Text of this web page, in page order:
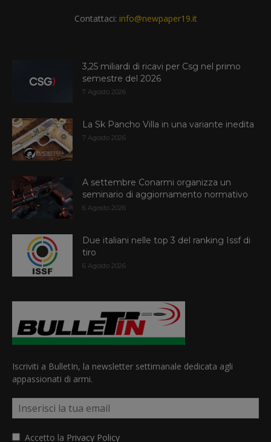
Contattaci: info@newpaper19.it
3,25 miliardi di ricavi per Csg nel primo
semestre del 2026
7 Agosto 2026
La Sk Pancho Villa in una variante inedita
7 Agosto 2026
A settembre Conarmi organizza un
seminario di aggiornamento normativo
6 Agosto 2026
Due italiani nelle top 3 del ranking Issf di
tiro
6 Agosto 2026
Iscriviti a BulletIn, la newsletter settimanale dedicata agli
appassionati di armi.
Accetto la Privacy Policy